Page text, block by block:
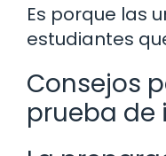
Es porque las
estudiantes
Consejos
prueba de